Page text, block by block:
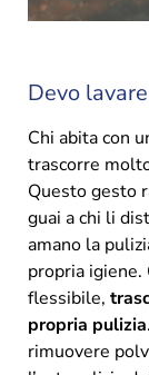
Devo
Chi abita con
trascorre
Questo gesto
guai a chi li
amano la
propria igiene.
flessibile,
propria pulizia
rimuovere